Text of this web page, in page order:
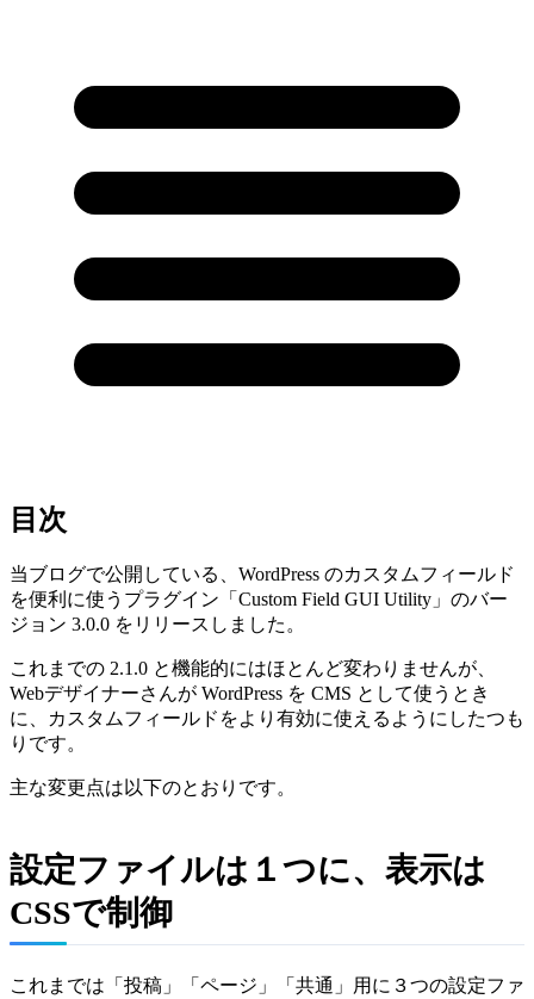
目次
当ブログで公開している、WordPress のカスタムフィールド
を便利に使うプラグイン「Custom Field GUI Utility」のバー
ジョン 3.0.0 をリリースしました。
これまでの 2.1.0 と機能的にはほとんど変わりませんが、
Webデザイナーさんが WordPress を CMS として使うとき
に、カスタムフィールドをより有効に使えるようにしたつも
りです。
主な変更点は以下のとおりです。
設定ファイルは１つに、表示は
CSSで制御
これまでは「投稿」「ページ」「共通」用に３つの設定ファ